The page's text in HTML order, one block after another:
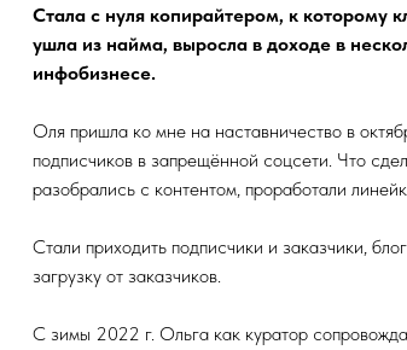
Стала с нуля копирайтером, к которому
ушла из найма, выросла в доходе в
инфобизнесе.
Оля пришла ко мне на наставничество в
подписчиков в запрещённой соцсети. Что
разобрались с контентом, проработали
Стали приходить подписчики и заказчики,
загрузку от заказчиков.
С зимы 2022 г. Ольга как куратор